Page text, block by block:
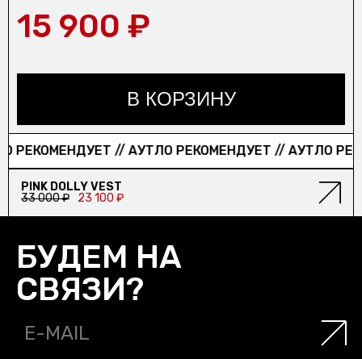
15 900 ₽
В КОРЗИНУ
РЕКОМЕНДУЕТ // АУТЛО РЕКОМЕНДУЕТ // АУТЛО
PINK DOLLY VEST
33 000 ₽
23 100 ₽
БУДЕМ НА
СВЯЗИ?